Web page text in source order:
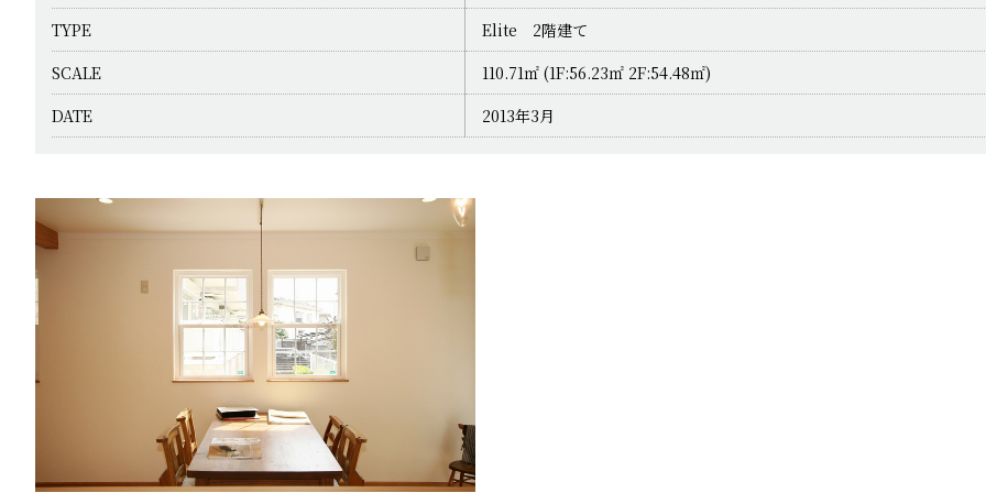
TYPE
Elite 2階建て
SCALE
110.71㎡ (1F:56.23㎡ 2F:54.48㎡)
DATE
2013年3月